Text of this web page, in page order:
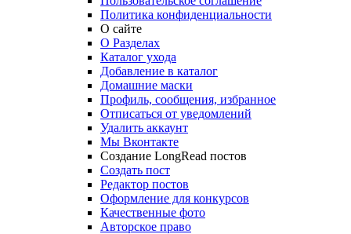
Политика конфиденциальности
О сайте
О Разделах
Каталог ухода
Добавление в каталог
Домашние маски
Профиль, сообщения, избранное
Отписаться от уведомлений
Удалить аккаунт
Мы Вконтакте
Создание LongRead постов
Создать пост
Редактор постов
Оформление для конкурсов
Качественные фото
Авторское право